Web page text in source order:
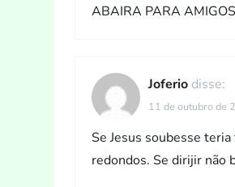
ABAIRA PARA
Joferio disse:
11 de outubro de
Se Jesus soubesse
redondos. Se dirijir não